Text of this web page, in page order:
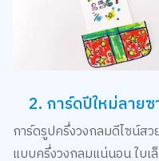
2. การ์ดปีใหม่ลาย
การ์ดรูปครึ่งวงกลมดีไซน์ส
แบบครึ่งวงกลมแน่นอน ใบเ